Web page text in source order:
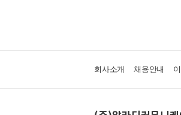
회사소개 채용안내